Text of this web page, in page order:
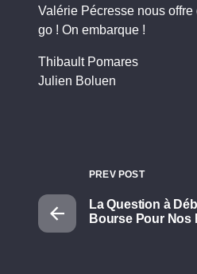
Valérie Pécresse nous offre
go ! On embarque !
Thibault Pomares
Julien Boluen
PREV POST
La Question à
Bourse Pour Nos